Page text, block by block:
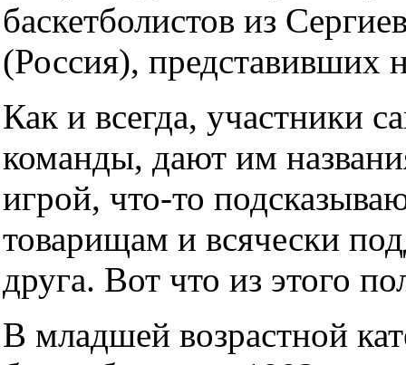
баскетболистов из
(Россия), представивших
Как и всегда, участники
команды, дают им
игрой, что-то
товарищам и всячески
друга. Вот что из этого
В младшей возрастной